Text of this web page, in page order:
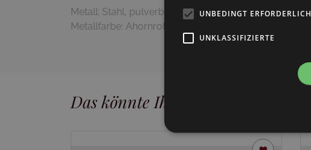
Metall: Stahl, pulverbeschichtet
Metallfarbe: Ahornrot, matt (26)
Das könnte Ihnen auch gefallen
UNBEDINGT ERFORDERLICH
UNKLASSIFIZIERTE